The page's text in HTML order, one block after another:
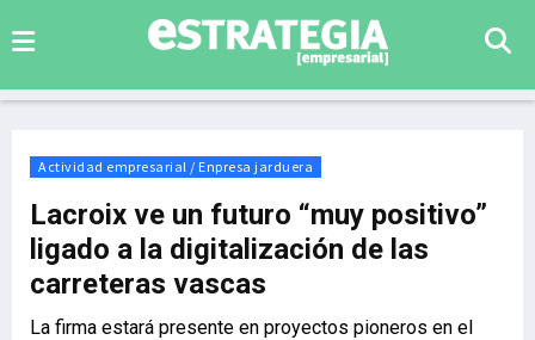
Actividad empresarial / Enpresa jarduera
Lacroix ve un futuro “muy positivo”
ligado a la digitalización de las
carreteras vascas
La firma estará presente en proyectos pioneros en el